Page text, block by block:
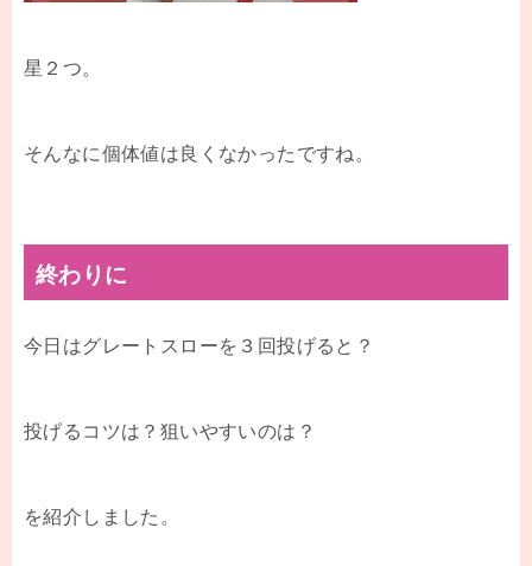
星２つ。
そんなに個体値は良くなかったですね。
終わりに
今日はグレートスローを３回投げると？
投げるコツは？狙いやすいのは？
を紹介しました。